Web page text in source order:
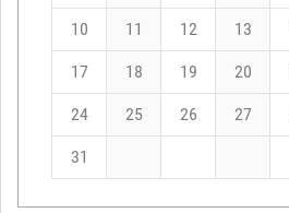
10 11 12 13
17 18 19 20
24 25 26 27
31